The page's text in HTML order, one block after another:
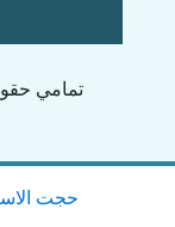
حجت
تمامي